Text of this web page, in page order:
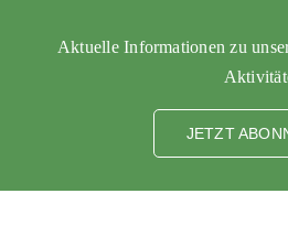
Aktuelle Informationen zu
JETZT